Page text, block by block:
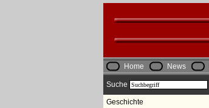
Home News
Suche
Geschichte